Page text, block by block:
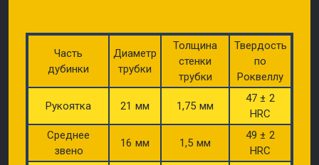
Часть
дубинки
Диаметр
трубки
Толщина
стенки
трубки
Твердость
по
Роквеллу
Рукоятка 21 мм 1,75 мм
47 ± 2
HRC
Среднее
звено
16 мм 1,5 мм
49 ± 2
HRC